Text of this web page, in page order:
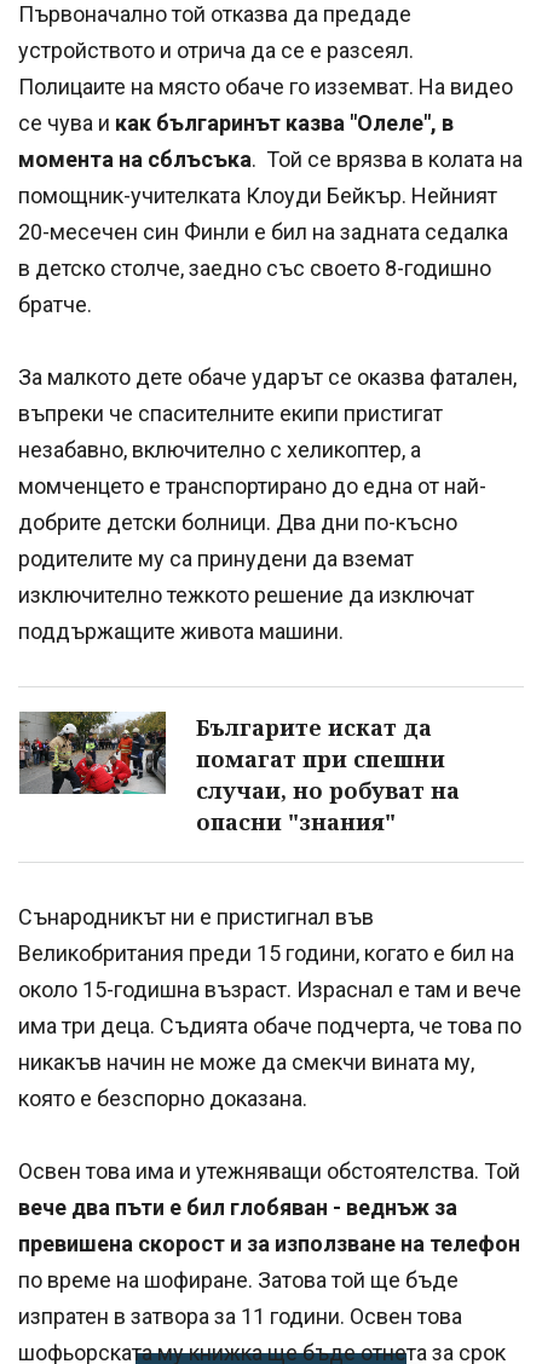
Първоначално той отказва да предаде
устройството и отрича да се е разсеял.
Полицаите на място обаче го изземват. На видео
се чува и как българинът казва "Олеле", в
момента на сблъсъка. Той се врязва в колата на
помощник-учителката Клоуди Бейкър. Нейният
20-месечен син Финли е бил на задната седалка
в детско столче, заедно със своето 8-годишно
братче.
За малкото дете обаче ударът се оказва фатален,
въпреки че спасителните екипи пристигат
незабавно, включително с хеликоптер, а
момченцето е транспортирано до една от най-
добрите детски болници. Два дни по-късно
родителите му са принудени да вземат
изключително тежкото решение да изключат
поддържащите живота машини.
Българите искат да
помагат при спешни
случаи, но робуват на
опасни "знания"
Сънародникът ни е пристигнал във
Великобритания преди 15 години, когато е бил на
около 15-годишна възраст. Израснал е там и вече
има три деца. Съдията обаче подчерта, че това по
никакъв начин не може да смекчи вината му,
която е безспорно доказана.
Освен това има и утежняващи обстоятелства. Той
вече два пъти е бил глобяван - веднъж за
превишена скорост и за използване на телефон
по време на шофиране. Затова той ще бъде
изпратен в затвора за 11 години. Освен това
шофьорската му книжка ще бъде отнета за срок